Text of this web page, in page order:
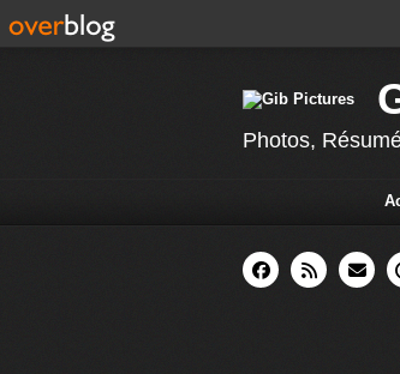
Photos,